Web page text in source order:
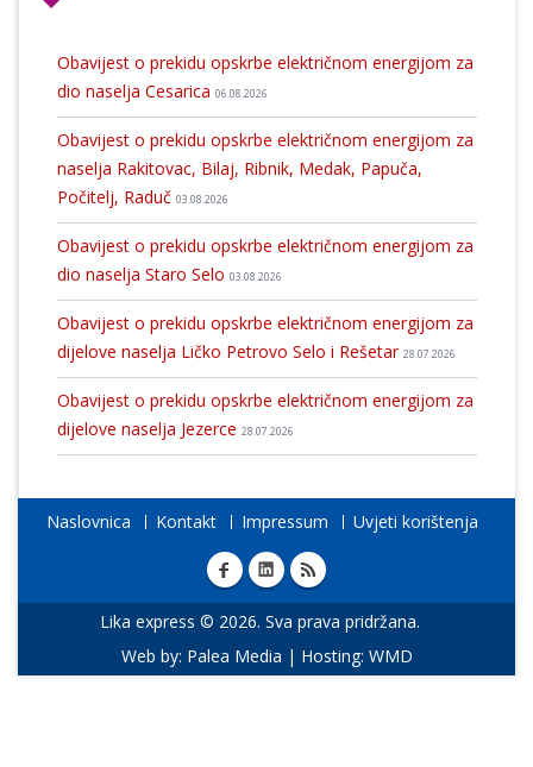
Obavijest o prekidu opskrbe električnom energijom za
dio naselja Cesarica 06.08.2026
Obavijest o prekidu opskrbe električnom energijom za
naselja Rakitovac, Bilaj, Ribnik, Medak, Papuča,
Počitelj, Raduč 03.08.2026
Obavijest o prekidu opskrbe električnom energijom za
dio naselja Staro Selo 03.08.2026
Obavijest o prekidu opskrbe električnom energijom za
dijelove naselja Ličko Petrovo Selo i Rešetar 28.07.2026
Obavijest o prekidu opskrbe električnom energijom za
dijelove naselja Jezerce 28.07.2026
Naslovnica Kontakt Impressum Uvjeti korištenja
Lika express © 2026. Sva prava pridržana.
Web by: Palea Media | Hosting: WMD